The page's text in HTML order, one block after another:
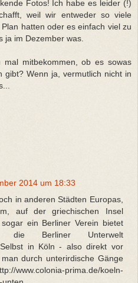
Fotos! Ich habe es leider (!)
weil wir entweder so viele
hatten oder es einfach viel zu
ja im Dezember was.
mitbekommen, ob es sowas
gibt? Wenn ja, vermutlich nicht in
2014 um 18:33
in anderen Städten Europas,
auf der griechischen Insel
ein Berliner Verein bietet
die Berliner Unterwelt
in Köln - also direkt vor
durch unterirdische Gänge
prima.de/koeln-